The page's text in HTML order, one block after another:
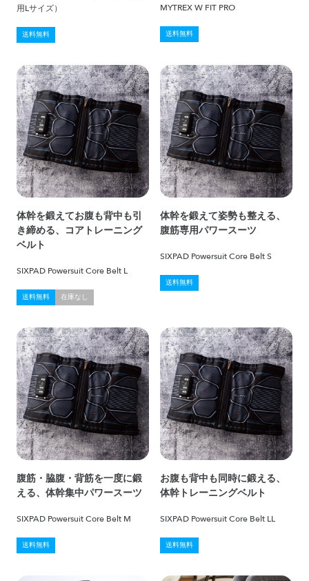
用Lサイズ）
送料無料
MYTREX W FIT PRO
送料無料
体幹を鍛えてお腹も背中も引
き締める、コアトレーニング
ベルト
SIXPAD Powersuit Core Belt L
送料無料 在庫なし
体幹を鍛えて姿勢も整える、
腹筋専用パワースーツ
SIXPAD Powersuit Core Belt S
送料無料
腹筋・脇腹・背筋を一度に鍛
える、体幹集中パワースーツ
SIXPAD Powersuit Core Belt M
送料無料
お腹も背中も同時に鍛える、
体幹トレーニングベルト
SIXPAD Powersuit Core Belt LL
送料無料